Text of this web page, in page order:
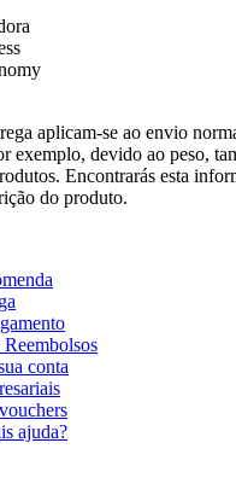
aplicam-se ao envio
exemplo, devido ao peso,
Encontrarás esta
do produto.
conta
ajuda?